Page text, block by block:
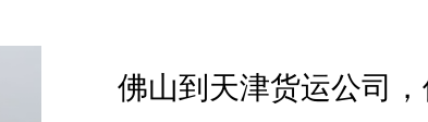
佛山到天津货运公司